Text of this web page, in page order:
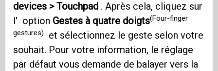
devices > Touchpad . Après cela, cliquez sur
l' option Gestes à quatre doigts(Four-finger
gestures)
et sélectionnez le geste selon votre
souhait. Pour votre information, le réglage
par défaut vous demande de balayer vers la